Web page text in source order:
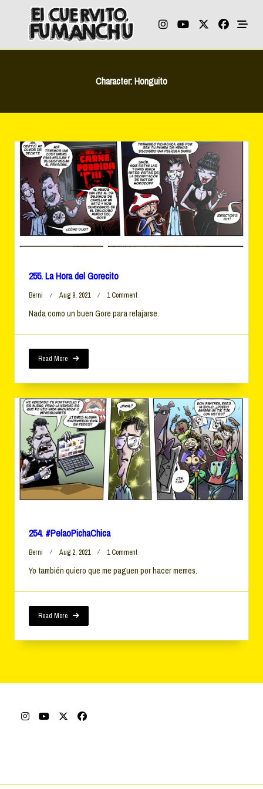
content
Character:Honguito
255. La Hora del Gorecito
Berni Aug 9, 2021 1 CommentOn
La
Del
Nada como un buen Gore para relajarse.
Read More
254. #PelaoPichaChica
Berni Aug 2, 2021 1 CommentOn
#PelaoPichaChica
Yo también quiero que me paguen por hacer memes.
Read More